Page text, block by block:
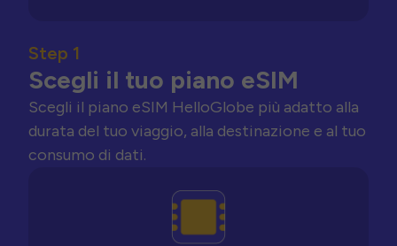
Step 1
Scegli il tuo piano eSIM
Scegli il piano eSIM HelloGlobe più adatto alla
durata del tuo viaggio, alla destinazione e al tuo
consumo di dati.